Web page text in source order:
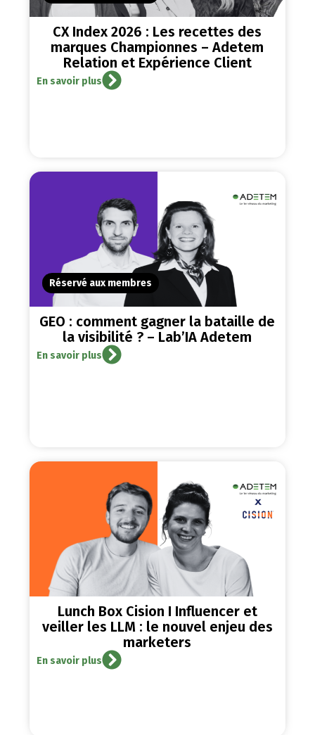
CX Index 2026 : Les recettes des
marques Championnes – Adetem
Relation et Expérience Client
En savoir plus
Réservé aux membres
GEO : comment gagner la bataille de
la visibilité ? – Lab’IA Adetem
En savoir plus
Lunch Box Cision I Influencer et
veiller les LLM : le nouvel enjeu des
marketers
En savoir plus